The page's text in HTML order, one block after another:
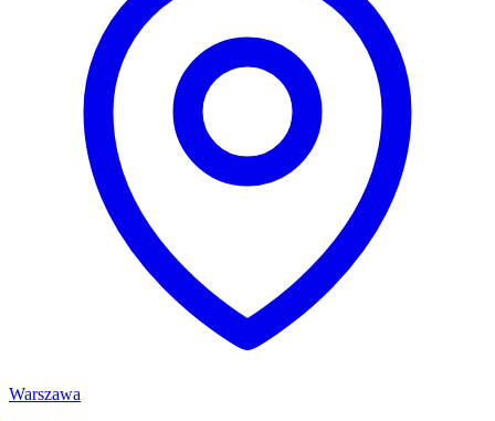
Warszawa